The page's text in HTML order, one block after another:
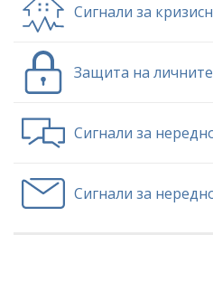
Сигнали за
Защита на
Сигнали за
Сигнали за